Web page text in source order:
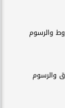
والرسوم
والرسوم